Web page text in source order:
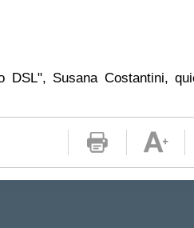
Susana Costantini,